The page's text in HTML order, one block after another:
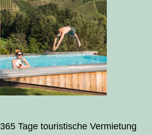
365 Tage touristische Vermietung